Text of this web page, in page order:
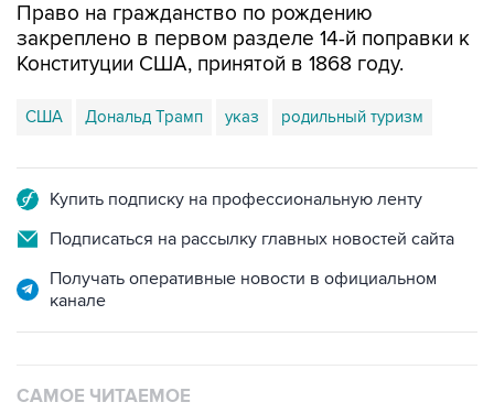
Право на гражданство по рождению
закреплено в первом разделе 14-й поправки к
Конституции США, принятой в 1868 году.
США Дональд Трамп указ родильный туризм
Купить подписку на профессиональную ленту
Подписаться на рассылку главных новостей сайта
Получать оперативные новости в официальном
канале
САМОЕ ЧИТАЕМОЕ